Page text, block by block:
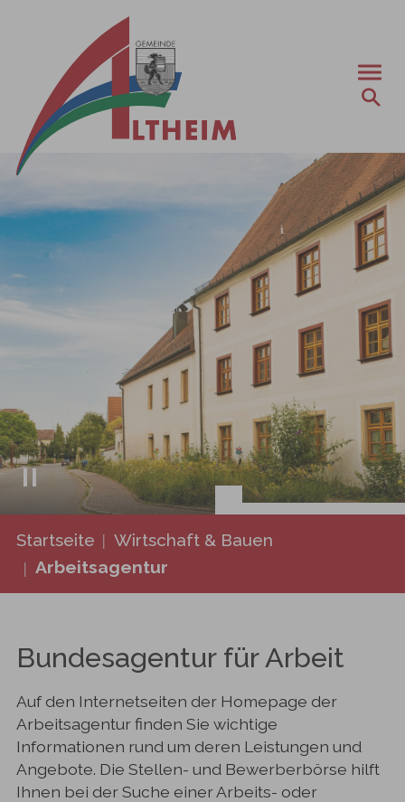
Zum Hauptinhalt springen
Startseite Wirtschaft & Bauen
Arbeitsagentur
Bundesagentur für Arbeit
Auf den Internetseiten der Homepage der
Arbeitsagentur finden Sie wichtige
Informationen rund um deren Leistungen und
Angebote. Die Stellen- und Bewerberbörse hilft
Ihnen bei der Suche einer Arbeits- oder